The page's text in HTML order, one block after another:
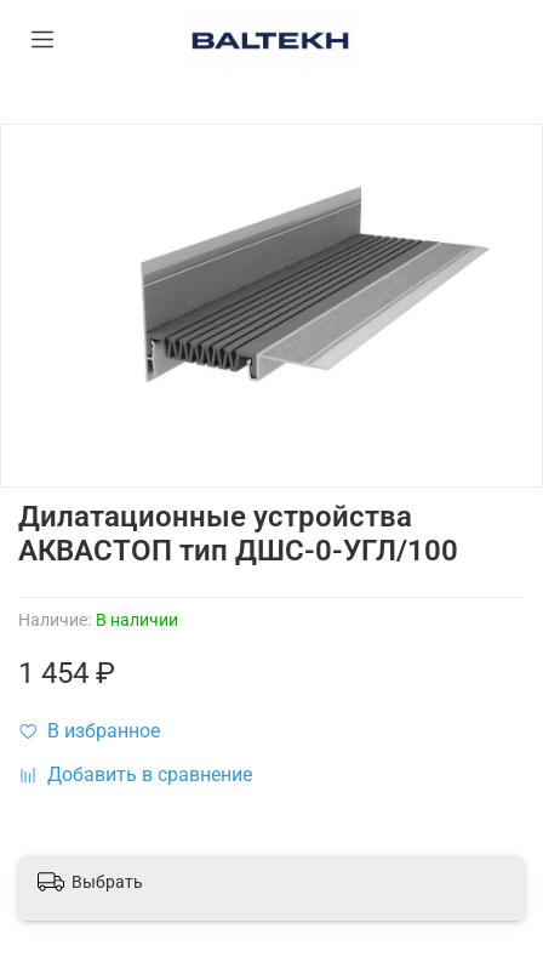
Наличие: В наличии
Дилатационные устройства
АКВАСТОП тип ДШС-0-УГЛ/100
1 454 ₽
В избранное
Добавить в сравнение
Выбрать